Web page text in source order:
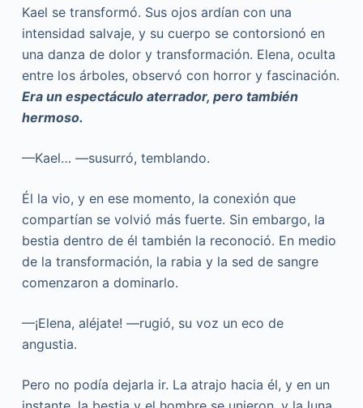
Kael se transformó. Sus ojos ardían con una
intensidad salvaje, y su cuerpo se contorsionó en
una danza de dolor y transformación. Elena, oculta
entre los árboles, observó con horror y fascinación.
Era un espectáculo aterrador, pero también
hermoso.
—Kael… —susurró, temblando.
Él la vio, y en ese momento, la conexión que
compartían se volvió más fuerte. Sin embargo, la
bestia dentro de él también la reconoció. En medio
de la transformación, la rabia y la sed de sangre
comenzaron a dominarlo.
—¡Elena, aléjate! —rugió, su voz un eco de
angustia.
Pero no podía dejarla ir. La atrajo hacia él, y en un